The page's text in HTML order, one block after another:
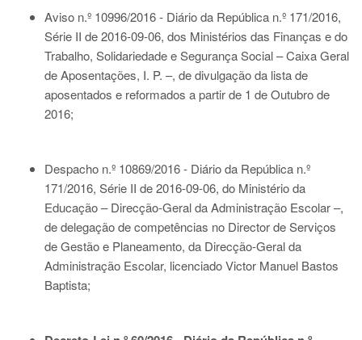
Aviso n.º 10996/2016 - Diário da República n.º 171/2016,
Série II de 2016-09-06, dos Ministérios das Finanças e do
Trabalho, Solidariedade e Segurança Social – Caixa Geral
de Aposentações, I. P. –, de divulgação da lista de
aposentados e reformados a partir de 1 de Outubro de
2016;
Despacho n.º 10869/2016 - Diário da República n.º
171/2016, Série II de 2016-09-06, do Ministério da
Educação – Direcção-Geral da Administração Escolar –,
de delegação de competências no Director de Serviços
de Gestão e Planeamento, da Direcção-Geral da
Administração Escolar, licenciado Victor Manuel Bastos
Baptista;